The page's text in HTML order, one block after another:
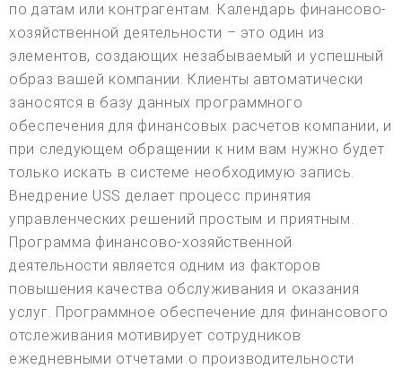
по датам или контрагентам. Календарь финансово-
хозяйственной деятельности – это один из
элементов, создающих незабываемый и успешный
образ вашей компании. Клиенты автоматически
заносятся в базу данных программного
обеспечения для финансовых расчетов компании, и
при следующем обращении к ним вам нужно будет
только искать в системе необходимую запись.
Внедрение USS делает процесс принятия
управленческих решений простым и приятным.
Программа финансово-хозяйственной
деятельности является одним из факторов
повышения качества обслуживания и оказания
услуг. Программное обеспечение для финансового
отслеживания мотивирует сотрудников
ежедневными отчетами о производительности